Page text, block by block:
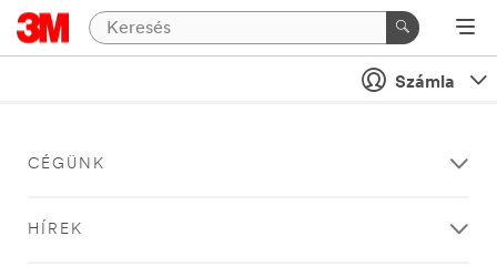
Számla
CÉGÜNK
HÍREK